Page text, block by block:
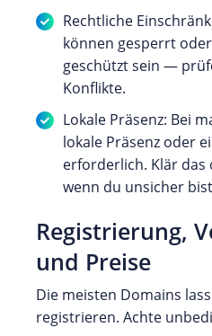
Rechtliche
können gesperrt
geschützt sein —
Konflikte.
Lokale Präsenz: Bei
lokale Präsenz oder
erforderlich. Klär das
wenn du unsicher
Registrierung,
und Preise
Die meisten Domains
registrieren. Achte